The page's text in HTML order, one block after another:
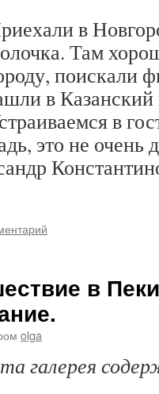
в
Там
поискали
в
в
это не очень
в
olga
галерея